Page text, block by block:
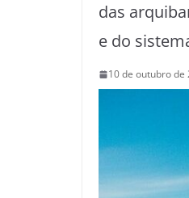
das
e do
10 de outubro de